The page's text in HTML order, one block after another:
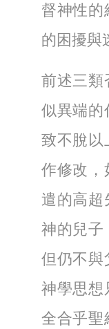
督神性的
的困擾與
前述三類
似異端的
致不脫以
作修改，
遣的高超
神的兒子
但仍不與
神學思想
全合乎聖